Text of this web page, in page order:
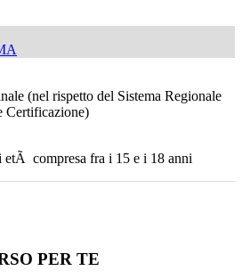
(nel rispetto del Sistema Regionale
Certificazione)
etÃ compresa fra i 15 e i 18 anni
PER TE